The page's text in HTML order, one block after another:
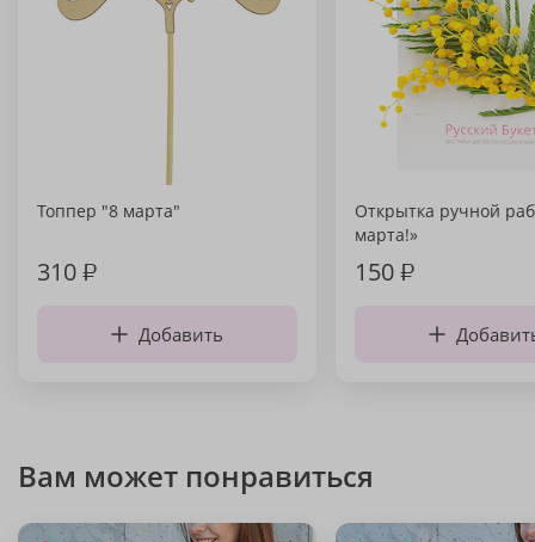
Топпер "8 марта"
310₽
Добавить
Открытка ручной
марта!»
150₽
Вам может понравиться